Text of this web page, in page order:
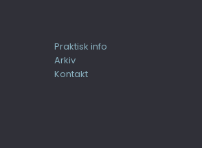
Praktisk info
Arkiv
Kontakt